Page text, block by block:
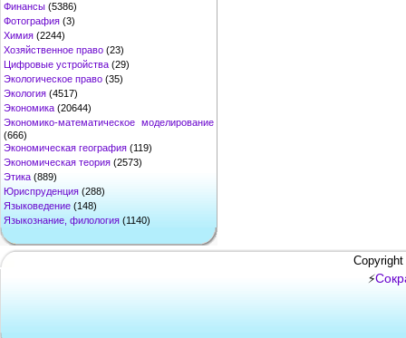
Финансы (5386)
Фотография (3)
Химия (2244)
Хозяйственное право (23)
Цифровые устройства (29)
Экологическое право (35)
Экология (4517)
Экономика (20644)
Экономико-математическое моделирование
(666)
Экономическая география (119)
Экономическая теория (2573)
Этика (889)
Юриспруденция (288)
Языковедение (148)
Языкознание, филология (1140)
⚡